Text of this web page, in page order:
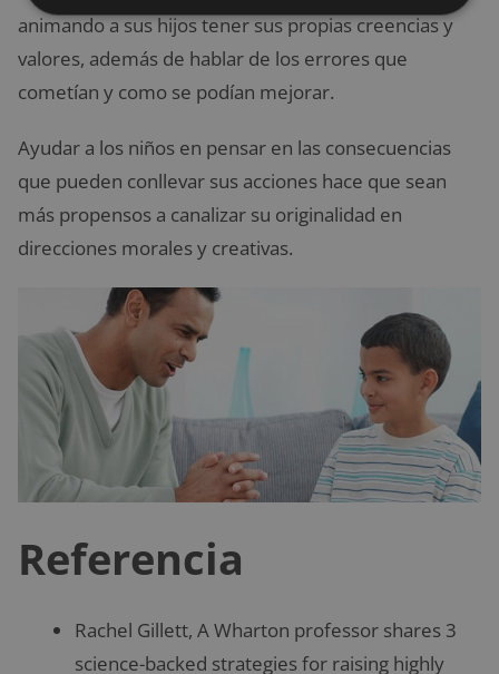
animando a sus hijos tener sus propias creencias y
valores, además de hablar de los errores que
cometían y como se podían mejorar.
Ayudar a los niños en pensar en las consecuencias
que pueden conllevar sus acciones hace que sean
más propensos a canalizar su originalidad en
direcciones morales y creativas.
Referencia
Rachel Gillett, A Wharton professor shares 3
science-backed strategies for raising highly